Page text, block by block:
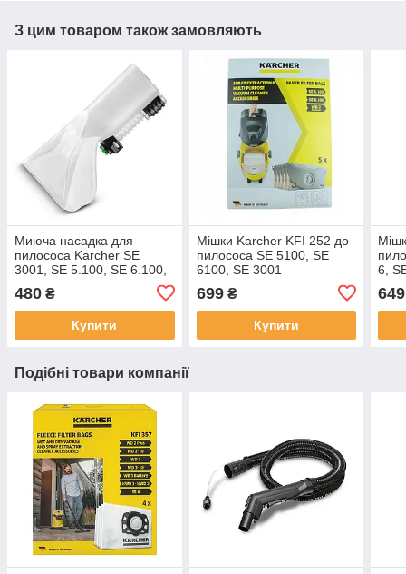
З цим товаром також замовляють
Миюча насадка для
пилососа Karcher SE
3001, SE 5.100, SE 6.100,
480 ₴
Купити
Мішки Karcher KFI 252 до
пилососа SE 5100, SE
6100, SE 3001
699₴
Купити
6,
649
Подібні товари компанії